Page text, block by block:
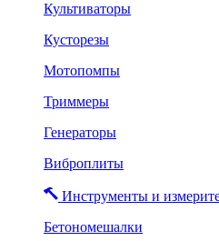
Культиваторы
Кусторезы
Мотопомпы
Триммеры
Генераторы
Виброплиты
Инструменты и
Бетономешалки